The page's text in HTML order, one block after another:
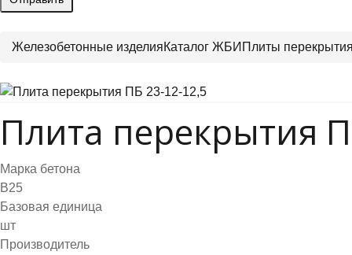
Железобетонные изделияКаталог ЖБИ Плиты
Плита перекрытия
Марка бетона
B25
Базовая единица
шт
Производитель